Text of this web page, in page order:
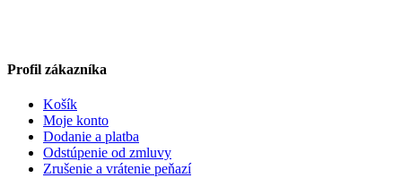
Profil zákazníka
Košík
Moje konto
Dodanie a platba
Odstúpenie od zmluvy
Zrušenie a vrátenie peňazí